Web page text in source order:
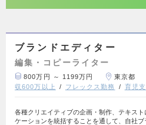
ブランドエディター
編集・コピーライター
800万円 ～ 1199万円 東京都
収600万以上
フレックス勤務 育児
各種クリエイティブの企画・制作、テキスト
ケーションを統括することを通して、自社ブ